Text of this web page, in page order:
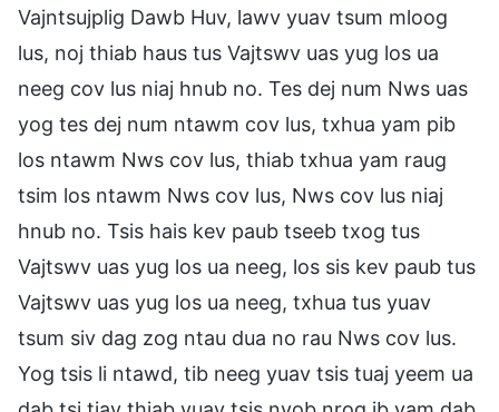
Vajntsujplig Dawb Huv, lawv yuav tsum mloog
lus, noj thiab haus tus Vajtswv uas yug los ua
neeg cov lus niaj hnub no. Tes dej num Nws uas
yog tes dej num ntawm cov lus, txhua yam pib
los ntawm Nws cov lus, thiab txhua yam raug
tsim los ntawm Nws cov lus, Nws cov lus niaj
hnub no. Tsis hais kev paub tseeb txog tus
Vajtswv uas yug los ua neeg, los sis kev paub tus
Vajtswv uas yug los ua neeg, txhua tus yuav
tsum siv dag zog ntau dua no rau Nws cov lus.
Yog tsis li ntawd, tib neeg yuav tsis tuaj yeem ua